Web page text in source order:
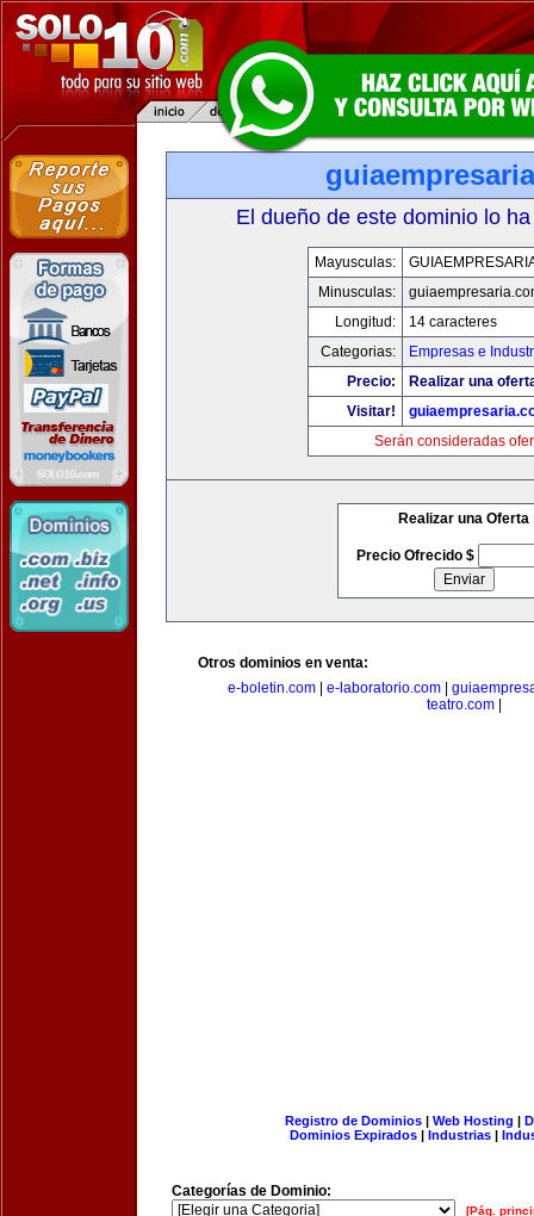
El dueño de este dominio lo
Mayusculas:
Minusculas:
Longitud:
14 caracteres
Categorias:
Empresas e
Precio:
Realizar una
Visitar!
Serán consideradas
Realizar una Oferta
Precio Ofrecido $
Otros dominios en venta:
e-boletin.com
e-laboratorio.com
teatro.com|
Registro de Dominios| Web Hosting |
Dominios Expirados | Industrias |
Categorías de Dominio:
[Pág.